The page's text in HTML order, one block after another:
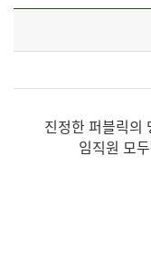
진정한 퍼블릭의
임직원 모